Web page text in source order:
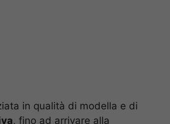
in qualità di modella e di
, fino ad arrivare alla